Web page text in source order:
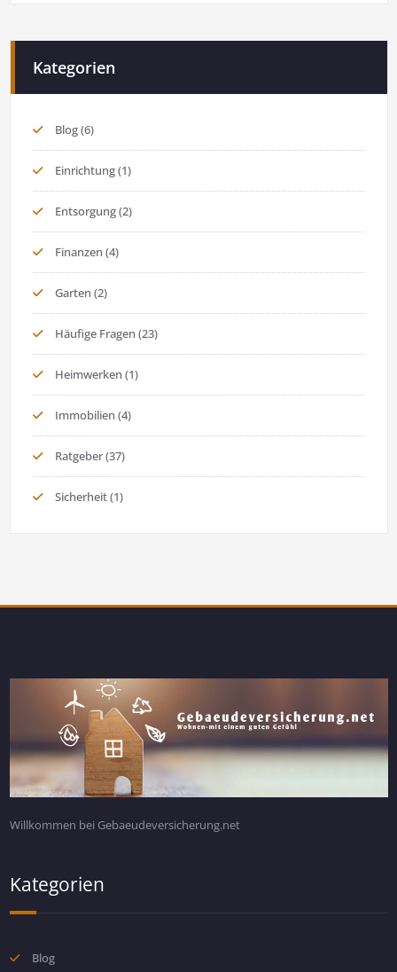
Kategorien
Blog(6)
Einrichtung(1)
Entsorgung(2)
Finanzen (4)
Garten (2)
Häufige Fragen (23)
Heimwerken (1)
Immobilien (4)
Ratgeber(37)
Sicherheit(1)
Willkommen bei Gebaeudeversicherung.net
Kategorien
Blog